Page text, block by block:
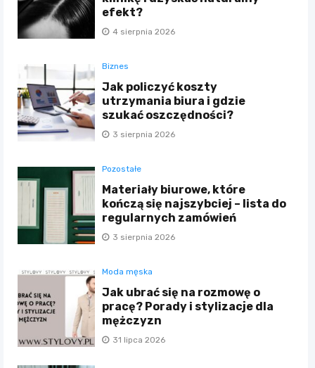
efekt?
4 sierpnia 2026
Biznes
Jak policzyć koszty
utrzymania biura i gdzie
szukać oszczędności?
3 sierpnia 2026
Pozostałe
Materiały biurowe, które
kończą się najszybciej – lista do
regularnych zamówień
3 sierpnia 2026
Moda męska
Jak ubrać się na rozmowę o
pracę? Porady i stylizacje dla
mężczyzn
31 lipca 2026